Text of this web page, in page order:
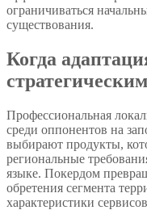
ограничиваться
существования.
Когда
Профессиональная
среди оппонентов на
выбирают продукты,
региональные
языке. Покердом
обретения сегмента
характеристики